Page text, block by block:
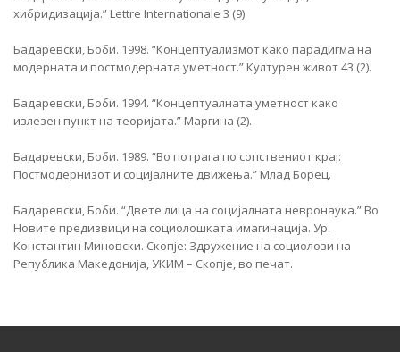
хибридизација.” Lettre Internationale 3 (9)
Бадаревски, Боби. 1998. “Концептуализмот како парадигма на
модерната и постмодерната уметност.” Културен живот 43 (2).
Бадаревски, Боби. 1994. “Концептуалната уметност како
излезен пункт на теоријата.” Маргина (2).
Бадаревски, Боби. 1989. “Во потрага по сопствениот крај:
Постмодернизот и социјалните движења.” Млад Борец.
Бадаревски, Боби. “Двете лица на социјалната невронаука.” Во
Новите предизвици на социолошката имагинација. Ур.
Константин Миновски. Скопје: Здружение на социолози на
Република Македонија, УКИМ – Скопје, во печат.